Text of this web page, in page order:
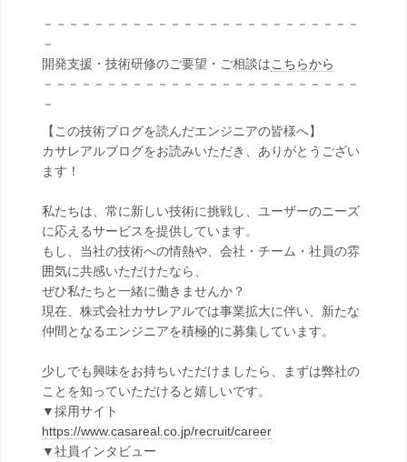
－－－－－－－－－－－－－－－－－－－－－－－－－
－
開発支援・技術研修のご要望・ご相談はこちらから
－－－－－－－－－－－－－－－－－－－－－－－－－
－
【この技術ブログを読んだエンジニアの皆様へ】
カサレアルブログをお読みいただき、ありがとうござい
ます！
私たちは、常に新しい技術に挑戦し、ユーザーのニーズ
に応えるサービスを提供しています。
もし、当社の技術への情熱や、会社・チーム・社員の雰
囲気に共感いただけたなら、
ぜひ私たちと一緒に働きませんか？
現在、株式会社カサレアルでは事業拡大に伴い、新たな
仲間となるエンジニアを積極的に募集しています。
少しでも興味をお持ちいただけましたら、まずは弊社の
ことを知っていただけると嬉しいです。
▼採用サイト
https://www.casareal.co.jp/recruit/career
▼社員インタビュー